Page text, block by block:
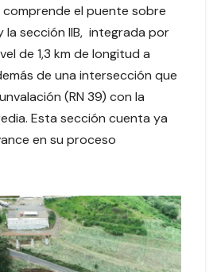
comprende el puente sobre
la sección IIB, integrada por
de 1,3 km de longitud a
de una intersección que
(RN 39) con la
Esta sección cuenta ya
en su proceso